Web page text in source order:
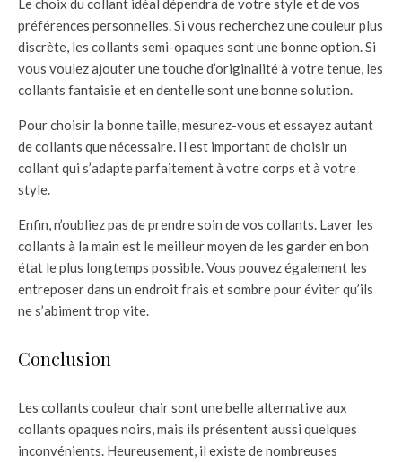
Le choix du collant idéal dépendra de votre style et de vos
préférences personnelles. Si vous recherchez une couleur plus
discrète, les collants semi-opaques sont une bonne option. Si
vous voulez ajouter une touche d’originalité à votre tenue, les
collants fantaisie et en dentelle sont une bonne solution.
Pour choisir la bonne taille, mesurez-vous et essayez autant
de collants que nécessaire. Il est important de choisir un
collant qui s’adapte parfaitement à votre corps et à votre
style.
Enfin, n’oubliez pas de prendre soin de vos collants. Laver les
collants à la main est le meilleur moyen de les garder en bon
état le plus longtemps possible. Vous pouvez également les
entreposer dans un endroit frais et sombre pour éviter qu’ils
ne s’abiment trop vite.
Conclusion
Les collants couleur chair sont une belle alternative aux
collants opaques noirs, mais ils présentent aussi quelques
inconvénients. Heureusement, il existe de nombreuses